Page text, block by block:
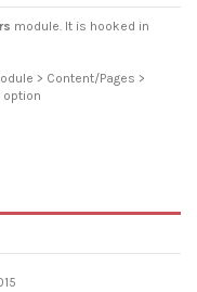
module. It is hooked in
> Content/Pages >
option